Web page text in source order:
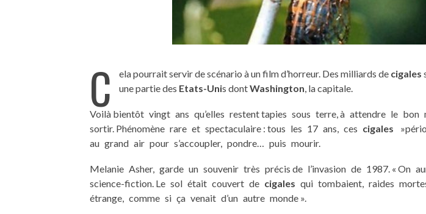
C ela pourrait servir de scénario à un film d’horreur. Des milliards de cigales
une partie des Etats-Unis dontWashington, la capitale.
Voilà bientôt vingt ans qu’elles restent tapies sous terre, à attendre le bon
sortir. Phénomène rare et spectaculaire : tous les 17 ans, ces cigales
au grand air pour s’accoupler, pondre… puis mourir.
Melanie Asher, garde un souvenir très précis de l’invasion de 1987. « On
science-fiction. Le sol était couvert de cigales qui tombaient, raides
étrange, comme si ça venait d’un autre monde ».